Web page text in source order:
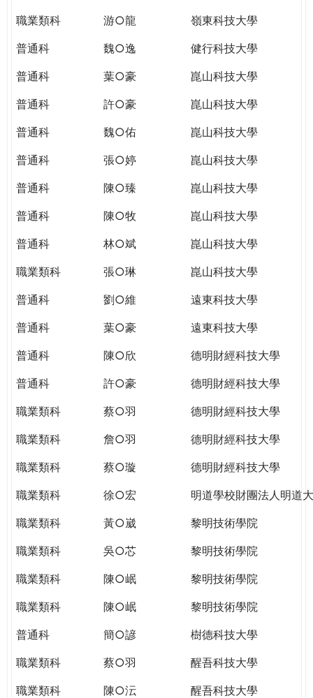
職業類科
游○龍
嶺東科技大學
普通科
魏○逸
健行科技大學
普通科
葉○豪
崑山科技大學
普通科
許○豪
崑山科技大學
普通科
魏○佑
崑山科技大學
普通科
張○婷
崑山科技大學
普通科
陳○臻
崑山科技大學
普通科
陳○牧
崑山科技大學
普通科
林○斌
崑山科技大學
職業類科
張○琳
崑山科技大學
普通科
劉○維
遠東科技大學
普通科
葉○豪
遠東科技大學
普通科
陳○欣
德明財經科技大學
普通科
許○豪
德明財經科技大學
職業類科
蔡○羽
德明財經科技大學
職業類科
詹○羽
德明財經科技大學
職業類科
蔡○璇
德明財經科技大學
職業類科
徐○宏
明道學校財團法人明道
職業類科
黃○崴
黎明技術學院
職業類科
吳○芯
黎明技術學院
職業類科
陳○岷
黎明技術學院
職業類科
陳○岷
黎明技術學院
普通科
簡○諺
樹德科技大學
職業類科
蔡○羽
醒吾科技大學
職業類科
陳○沄
醒吾科技大學